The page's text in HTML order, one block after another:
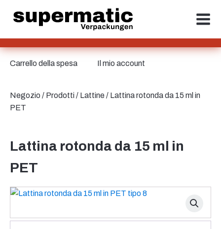
Negozio / Prodotti/ Lattine/ Lattina rotonda da 15 ml in
PET
Carrello della spesa Il mio account
Lattina rotonda da 15 ml in
PET